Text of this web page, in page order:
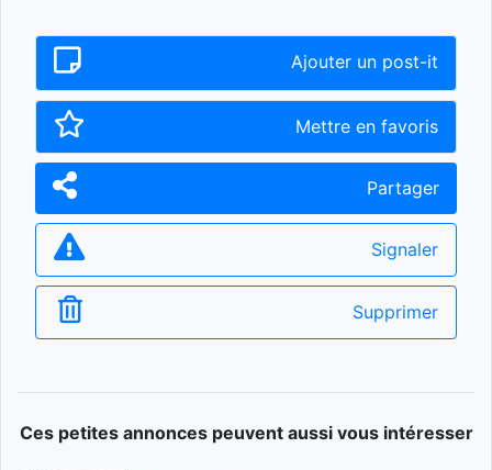
Ajouter un post-it
Mettre en favoris
Partager
Signaler
Supprimer
Ces petites annonces peuvent aussi vous intéresser